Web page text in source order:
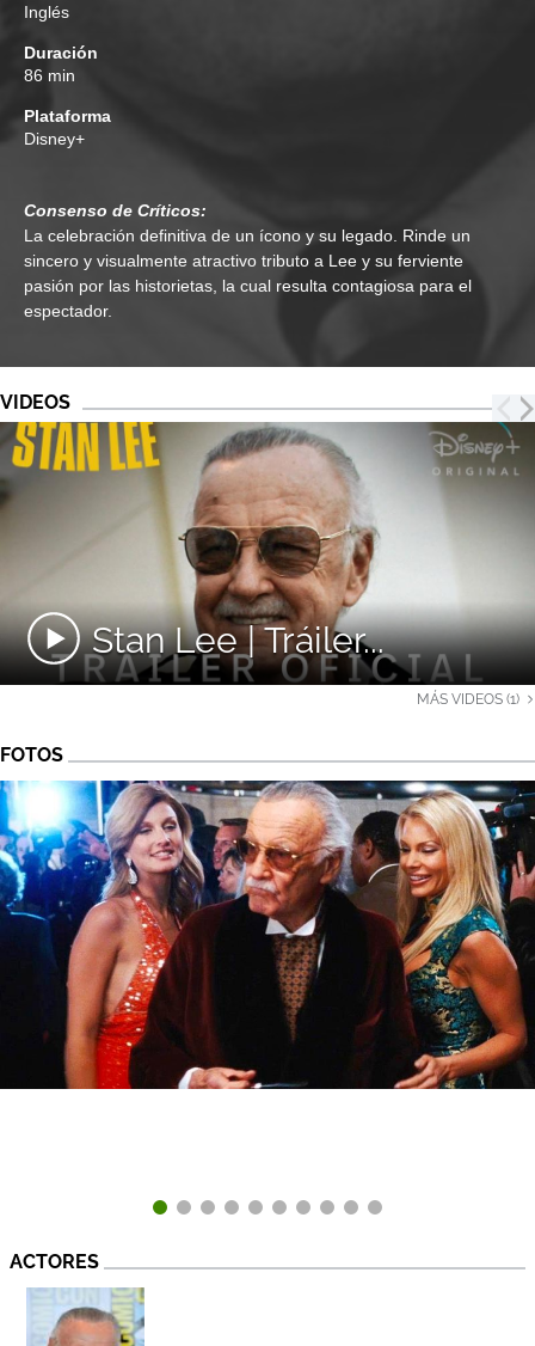
Inglés
Duración
86 min
Plataforma
Disney+
Consenso de Críticos:
La celebración definitiva de un ícono y su legado. Rinde un
sincero y visualmente atractivo tributo a Lee y su ferviente
pasión por las historietas, la cual resulta contagiosa para el
espectador.
VIDEOS
Stan Lee | Tráiler...
MÁS VIDEOS (1)
FOTOS
ACTORES